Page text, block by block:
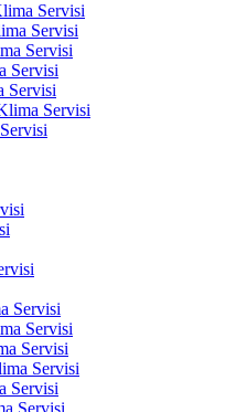
Servisi
Servisi
Servisi
Servisi
Servisi
Servisi
Servisi
Servisi
Servisi
Servisi
Servisi
Servisi